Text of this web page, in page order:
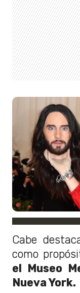
Cabe
como
el Museo
Nueva York.